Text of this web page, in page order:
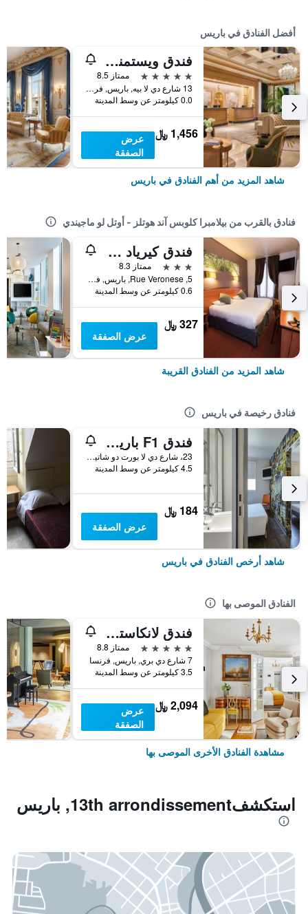
أفضل الفنادق في باريس
فندق ويستمنستر
5 نجوم
ممتاز 8.5
13 شارع دي لا بيه, باريس, فرنسا
0.0 كيلومتر عن وسط المدينة
1,456 ﷼
عرض
الصفقة
شاهد المزيد من أهم الفنادق في باريس
فنادق بالقرب من بيلامبرا كلوبس آند هوتلز - أوتل لو ماجيندي
فندق كيرياد 13 إيتالي غوبلان
3 نجوم
ممتاز 8.3
5, Rue Veronese, باريس, فرنسا
0.6 كيلومتر عن وسط المدينة
327 ﷼
عرض الصفقة
شاهد المزيد من الفنادق القريبة
فنادق رخيصة في باريس
فندق F1 باريس بورت دو شاتيلون
23، شارع دي لا بورت دو شاتيلون, باريس, فرنسا
4.5 كيلومتر عن وسط المدينة
184 ﷼
عرض الصفقة
شاهد أرخص الفنادق في باريس
الفنادق الموصى بها
فندق لانكاستر باريس شانزليزيه
5 نجوم
ممتاز 8.8
7 شارع دي بري, باريس, فرنسا
3.5 كيلومتر عن وسط المدينة
2,094 ﷼
عرض
الصفقة
مشاهدة الفنادق الأخرى الموصى بها
استكشف13th arrondissement, باريس